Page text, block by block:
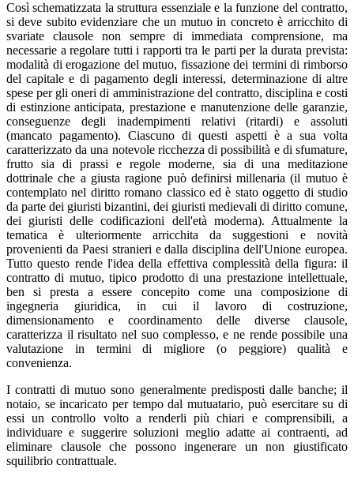
Così schematizzata la struttura essenziale e la funzione del contratto,
si deve subito evidenziare che un mutuo in concreto è arricchito di
svariate clausole non sempre di immediata comprensione, ma
necessarie a regolare tutti i rapporti tra le parti per la durata prevista:
modalità di erogazione del mutuo, fissazione dei termini di rimborso
del capitale e di pagamento degli interessi, determinazione di altre
spese per gli oneri di amministrazione del contratto, disciplina e costi
di estinzione anticipata, prestazione e manutenzione delle garanzie,
conseguenze degli inadempimenti relativi (ritardi) e assoluti
(mancato pagamento). Ciascuno di questi aspetti è a sua volta
caratterizzato da una notevole ricchezza di possibilità e di sfumature,
frutto sia di prassi e regole moderne, sia di una meditazione
dottrinale che a giusta ragione può definirsi millenaria (il mutuo è
contemplato nel diritto romano classico ed è stato oggetto di studio
da parte dei giuristi bizantini, dei giuristi medievali di diritto comune,
dei giuristi delle codificazioni dell'età moderna). Attualmente la
tematica è ulteriormente arricchita da suggestioni e novità
provenienti da Paesi stranieri e dalla disciplina dell'Unione europea.
Tutto questo rende l'idea della effettiva complessità della figura: il
contratto di mutuo, tipico prodotto di una prestazione intellettuale,
ben si presta a essere concepito come una composizione di
ingegneria giuridica, in cui il lavoro di costruzione,
dimensionamento e coordinamento delle diverse clausole,
caratterizza il risultato nel suo complesso, e ne rende possibile una
valutazione in termini di migliore (o peggiore) qualità e
convenienza.
I contratti di mutuo sono generalmente predisposti dalle banche; il
notaio, se incaricato per tempo dal mutuatario, può esercitare su di
essi un controllo volto a renderli più chiari e comprensibili, a
individuare e suggerire soluzioni meglio adatte ai contraenti, ad
eliminare clausole che possono ingenerare un non giustificato
squilibrio contrattuale.